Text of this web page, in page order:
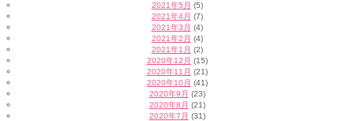
2021年5月 (5)
2021年4月 (7)
2021年3月 (4)
2021年2月 (4)
2021年1月 (2)
2020年12月 (15)
2020年11月 (21)
2020年10月 (41)
2020年9月 (23)
2020年8月 (21)
2020年7月 (31)